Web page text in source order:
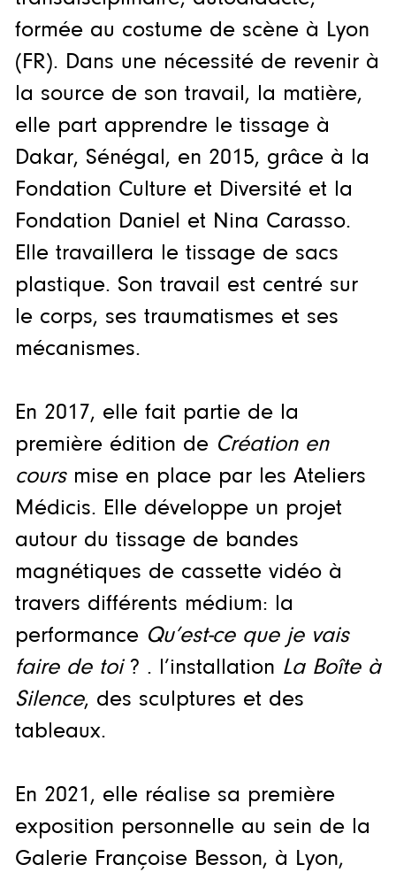
formée au costume de scène à Lyon
(FR). Dans une nécessité de revenir à
la source de son travail, la matière,
elle part apprendre le tissage à
Dakar, Sénégal, en 2015, grâce à la
Fondation Culture et Diversité et la
Fondation Daniel et Nina Carasso.
Elle travaillera le tissage de sacs
plastique. Son travail est centré sur
le corps, ses traumatismes et ses
mécanismes.
En 2017, elle fait partie de la
première édition deCréation en
coursmise en place par les Ateliers
Médicis. Elle développe un projet
autour du tissage de bandes
magnétiques de cassette vidéo à
travers différents médium: la
performance Qu’est-ce que je vais
faire de toi? . l’installation La Boîte à
Silence, des sculptures et des
tableaux.
En 2021, elle réalise sa première
exposition personnelle au sein de la
Galerie Françoise Besson, à Lyon,